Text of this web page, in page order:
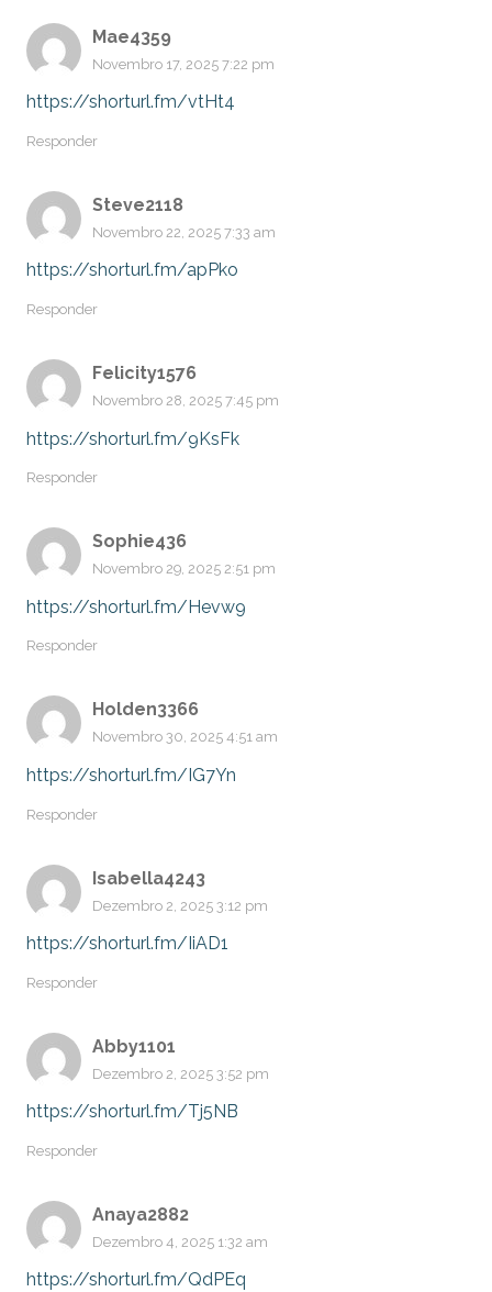
Mae4359
Novembro 17, 2025 7:22 pm
https://shorturl.fm/vtHt4
Responder
Steve2118
Novembro 22, 2025 7:33 am
https://shorturl.fm/apPko
Responder
Felicity1576
Novembro 28, 2025 7:45 pm
https://shorturl.fm/9KsFk
Responder
Sophie436
Novembro 29, 2025 2:51 pm
https://shorturl.fm/Hevw9
Responder
Holden3366
Novembro 30, 2025 4:51 am
https://shorturl.fm/IG7Yn
Responder
Isabella4243
Dezembro 2, 2025 3:12 pm
https://shorturl.fm/IiAD1
Responder
Abby1101
Dezembro 2, 2025 3:52 pm
https://shorturl.fm/Tj5NB
Responder
Anaya2882
Dezembro 4, 2025 1:32 am
https://shorturl.fm/QdPEq